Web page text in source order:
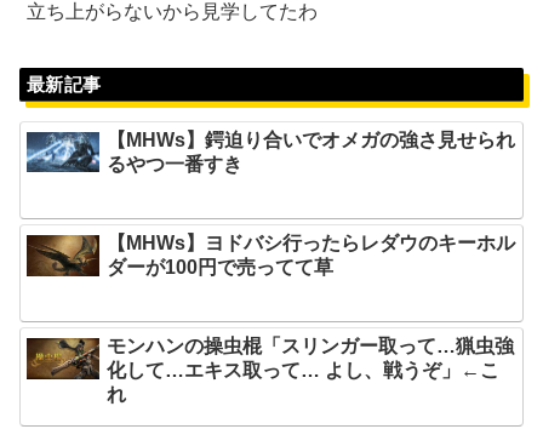
立ち上がらないから見学してたわ
最新記事
【MHWs】鍔迫り合いでオメガの強さ見せられ
るやつ一番すき
【MHWs】ヨドバシ行ったらレダウのキーホル
ダーが100円で売ってて草
モンハンの操虫棍「スリンガー取って…猟虫強
化して…エキス取って… よし、戦うぞ」←こ
れ